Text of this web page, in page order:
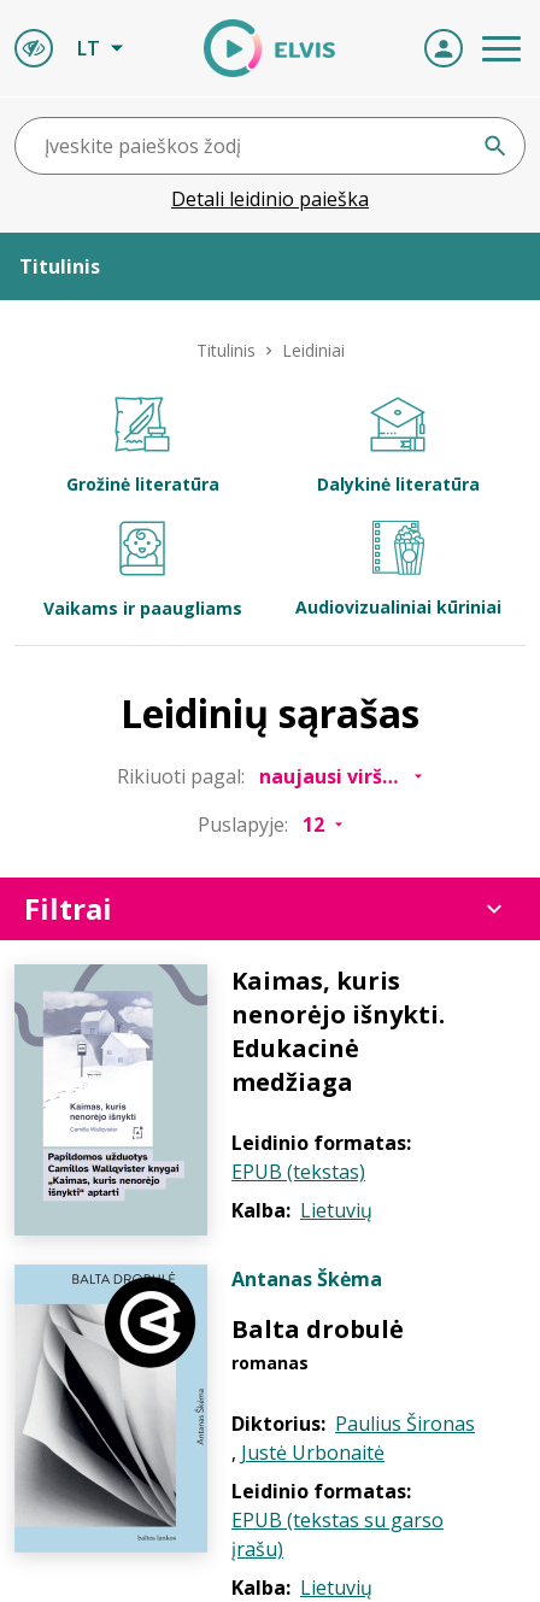
LT
Detali leidinio paieška
Titulinis
Bibliotekoms
Titulinis Leidiniai
Grožinė literatūra Dalykinė literatūra
Vaikams ir paaugliams Audiovizualiniai kūriniai
Leidinių sąrašas
Rikiuoti pagal:
Puslapyje:
Filtrai
Kaimas, kuris
nenorėjo išnykti.
Edukacinė
medžiaga
Leidinio formatas:
EPUB (tekstas)
Kalba: Lietuvių
Antanas Škėma
Balta drobulė
romanas
Diktorius: Paulius Šironas
, Justė Urbonaitė
Leidinio formatas:
EPUB (tekstas su garso
įrašu)
Kalba: Lietuvių